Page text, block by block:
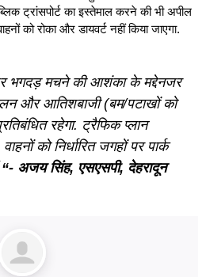
ट्रांसपोर्ट का इस्तेमाल करने की भी अपील
को रोका और डायवर्ट नहीं किया जाएगा.
भगदड़ मचने की आशंका के मद्देनजर
और आतिशबाजी (बम/पटाखों को
रहेगा. ट्रैफिक प्लान
को निर्धारित जगहों पर पार्क
“- अजय सिंह, एसएसपी, देहरादून